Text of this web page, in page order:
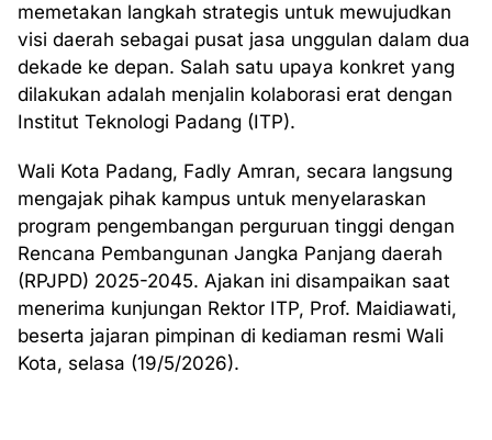
memetakan langkah strategis untuk mewujudkan
visi daerah sebagai pusat jasa unggulan dalam dua
dekade ke depan. Salah satu upaya konkret yang
dilakukan adalah menjalin kolaborasi erat dengan
Institut Teknologi Padang (ITP).
Wali Kota Padang, Fadly Amran, secara langsung
mengajak pihak kampus untuk menyelaraskan
program pengembangan perguruan tinggi dengan
Rencana Pembangunan Jangka Panjang daerah
(RPJPD) 2025-2045. Ajakan ini disampaikan saat
menerima kunjungan Rektor ITP, Prof. Maidiawati,
beserta jajaran pimpinan di kediaman resmi Wali
Kota, selasa (19/5/2026).